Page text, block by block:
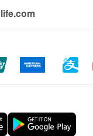
醇
划并非作为医务诊
划由 香港仁和体检
健康网购
终决定权。
服务并非作为医务
健康出现任何疾病
的医生，作出诊断及